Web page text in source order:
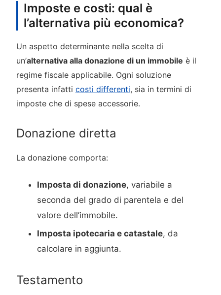
Imposte e costi: qual è
l’alternativa più economica?
Un aspetto determinante nella scelta di
un’alternativa alla donazione di un immobile è il
regime fiscale applicabile. Ogni soluzione
presenta infatti costi differenti, sia in termini di
imposte che di spese accessorie.
Donazione diretta
La donazione comporta:
Imposta di donazione, variabile a
seconda del grado di parentela e del
valore dell’immobile.
Imposta ipotecaria e catastale, da
calcolare in aggiunta.
Testamento